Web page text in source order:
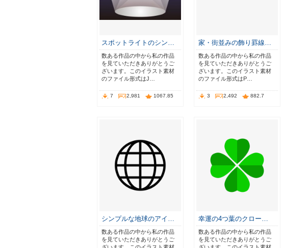
スポットライトのシン…
数ある作品の中から私の作品
を見ていただきありがとうご
ざいます。このイラスト素材
のファイル形式はJ…
7 2,981 1067.85
家・街並みの飾り罫線…
数ある作品の中から私の作品
を見ていただきありがとうご
ざいます。このイラスト素材
のファイル形式はP…
3 2,492 882.7
シンプルな地球のアイ…
数ある作品の中から私の作品
を見ていただきありがとうご
幸運の4つ葉のクロー…
数ある作品の中から私の作品
を見ていただきありがとうご